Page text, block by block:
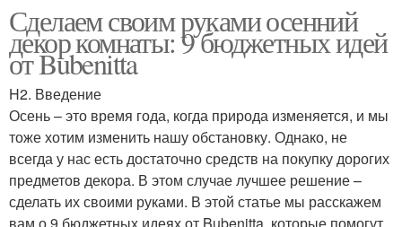
Сделаем своим руками осенний
декор комнаты: 9 бюджетных идей
от Bubenitta
H2. Введение
Осень – это время года, когда природа изменяется, и мы
тоже хотим изменить нашу обстановку. Однако, не
всегда у нас есть достаточно средств на покупку дорогих
предметов декора. В этом случае лучшее решение –
сделать их своими руками. В этой статье мы расскажем